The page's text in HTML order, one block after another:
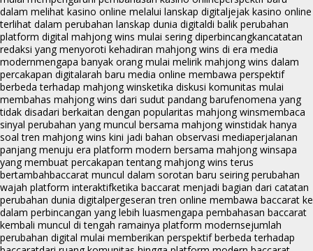
dalam melihat kasino online melalui lanskap digitaljejak kasino online
terlihat dalam perubahan lanskap dunia digitaldi balik perubahan
platform digital mahjong wins mulai sering diperbincangkancatatan
redaksi yang menyoroti kehadiran mahjong wins di era media
modernmengapa banyak orang mulai melirik mahjong wins dalam
percakapan digitalarah baru media online membawa perspektif
berbeda terhadap mahjong winsketika diskusi komunitas mulai
membahas mahjong wins dari sudut pandang barufenomena yang
tidak disadari berkaitan dengan popularitas mahjong winsmembaca
sinyal perubahan yang muncul bersama mahjong winstidak hanya
soal tren mahjong wins kini jadi bahan observasi mediaperjalanan
panjang menuju era platform modern bersama mahjong winsapa
yang membuat percakapan tentang mahjong wins terus
bertambahbaccarat muncul dalam sorotan baru seiring perubahan
wajah platform interaktifketika baccarat menjadi bagian dari catatan
perubahan dunia digitalpergeseran tren online membawa baccarat ke
dalam perbincangan yang lebih luasmengapa pembahasan baccarat
kembali muncul di tengah ramainya platform modernsejumlah
perubahan digital mulai memberikan perspektif berbeda terhadap